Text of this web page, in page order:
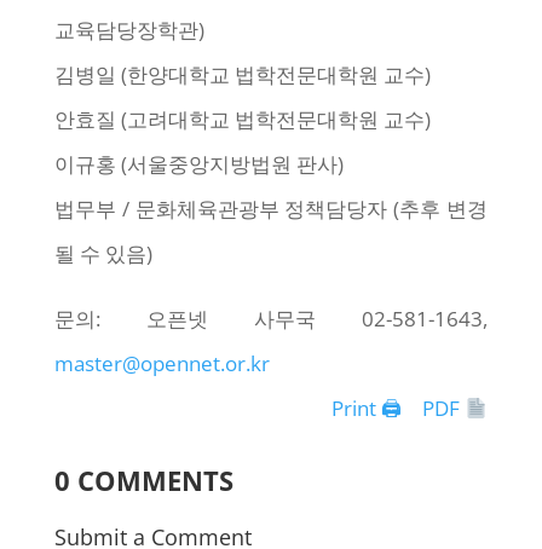
교육담당장학관)
김병일 (한양대학교 법학전문대학원 교수)
안효질 (고려대학교 법학전문대학원 교수)
이규홍 (서울중앙지방법원 판사)
법무부 / 문화체육관광부 정책담당자 (추후 변경
될 수 있음)
문의: 오픈넷 사무국 02-581-1643,
master@opennet.or.kr
Print 🖨
PDF
0 COMMENTS
Submit a Comment